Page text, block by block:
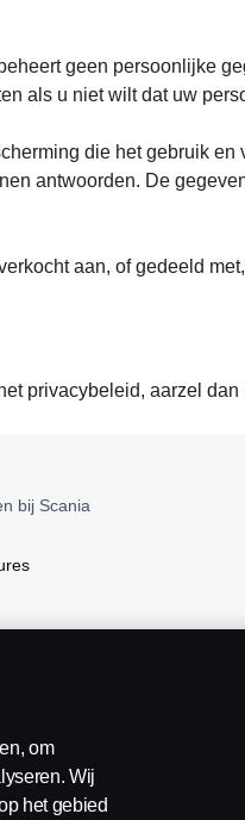
geen persoonlijke
als u niet wilt dat uw
die het gebruik
antwoorden. De
aan, of gedeeld
privacybeleid, aarzel
bij Scania
om
Wij
het gebied